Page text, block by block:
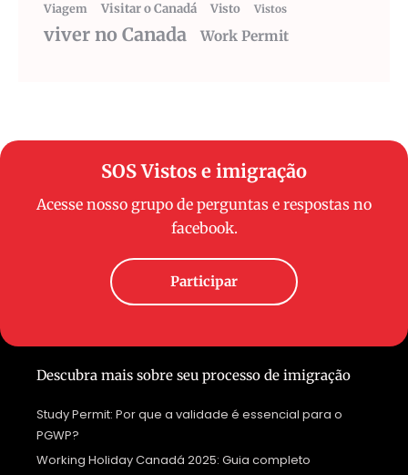
Viagem Visitar o Canadá Visto Vistos
viver no Canada Work Permit
SOS Vistos e imigração
Acesse nosso grupo de perguntas e respostas no
facebook.
Participar
Descubra mais sobre seu processo de imigração
Study Permit: Por que a validade é essencial para o
PGWP?
Working Holiday Canadá 2025: Guia completo